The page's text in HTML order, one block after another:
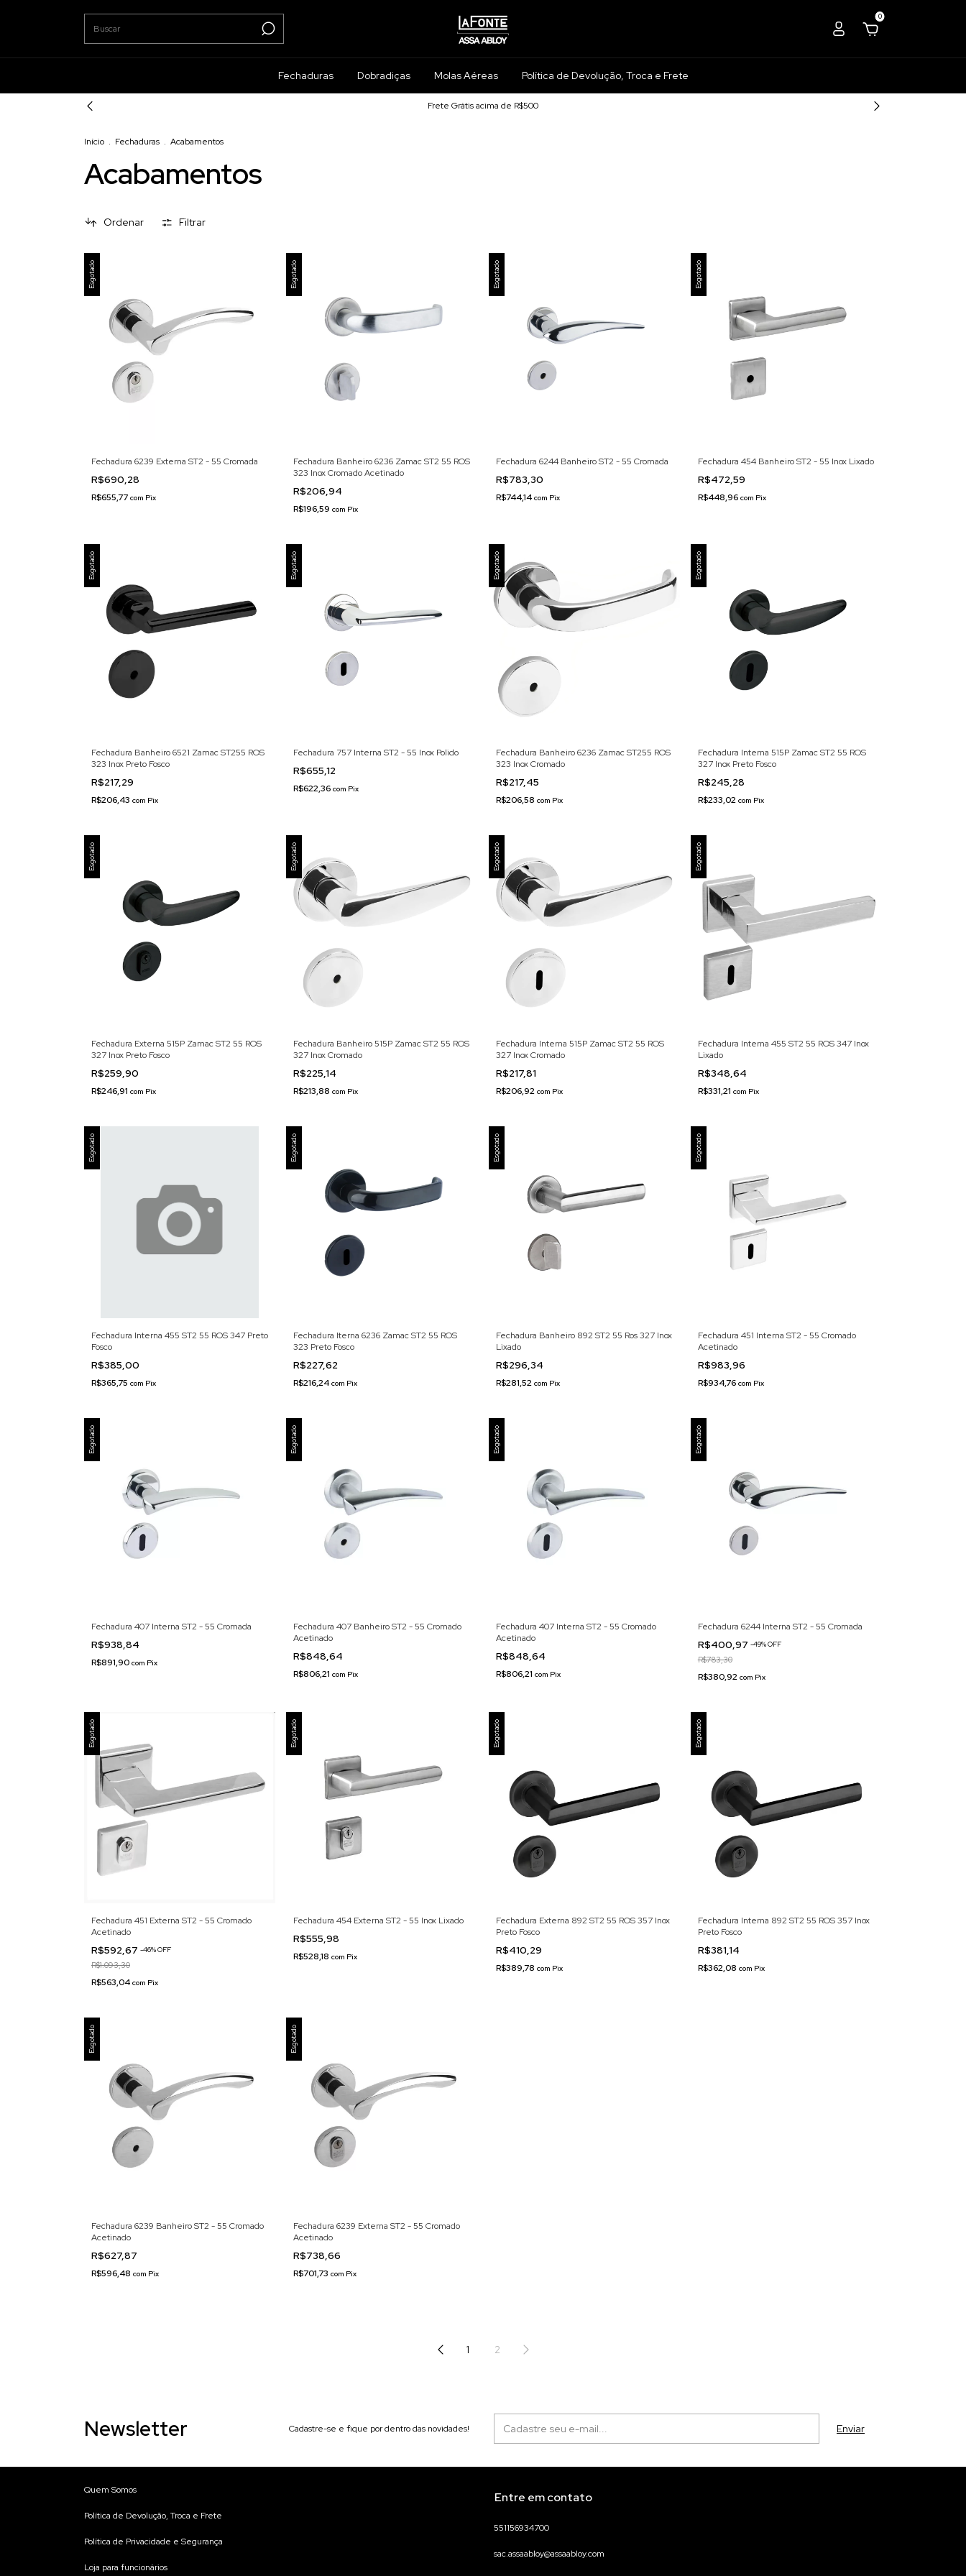
0
Fechaduras Dobradiças Molas Aéreas Política de Devolução, Troca e Frete
Frete Grátis acima de R$500
Início . Fechaduras . Acabamentos
Acabamentos
Ordenar Filtrar
Esgotado
Fechadura 6239 Externa ST2 - 55 Cromada
R$690,28
R$655,77 com Pix
Esgotado
Fechadura Banheiro 6236 Zamac ST2 55 ROS
323 Inox Cromado Acetinado
R$206,94
R$196,59com Pix
Esgotado
Fechadura 6244 Banheiro ST2 - 55 Cromada
R$783,30
R$744,14 com Pix
Esgotado
Fechadura 454 Banheiro ST2 - 55 Inox Lixado
R$472,59
R$448,96 com Pix
Esgotado
Fechadura Banheiro 6521 Zamac ST255 ROS
323 Inox Preto Fosco
R$217,29
R$206,43 com Pix
Esgotado
Fechadura 757 Interna ST2 - 55 Inox Polido
R$655,12
R$622,36com Pix
Esgotado
Fechadura Banheiro 6236 Zamac ST255 ROS
323 Inox Cromado
R$217,45
R$206,58 com Pix
Esgotado
Fechadura Interna 515P Zamac ST2 55 ROS
327 Inox Preto Fosco
R$245,28
R$233,02 com Pix
Esgotado
Fechadura Externa 515P Zamac ST2 55 ROS
327 Inox Preto Fosco
R$259,90
R$246,91 com Pix
Esgotado
Fechadura Banheiro 515P Zamac ST2 55 ROS
327 Inox Cromado
R$225,14
R$213,88com Pix
Esgotado
Fechadura Interna 515P Zamac ST2 55 ROS
327 Inox Cromado
R$217,81
R$206,92 com Pix
Esgotado
Fechadura Interna 455 ST2 55 ROS 347 Inox
Lixado
R$348,64
R$331,21 com Pix
Esgotado
Fechadura Interna 455 ST2 55 ROS 347 Preto
Fosco
R$385,00
R$365,75 com Pix
Esgotado
Fechadura Iterna 6236 Zamac ST2 55 ROS
323 Preto Fosco
R$227,62
R$216,24com Pix
Esgotado
Fechadura Banheiro 892 ST2 55 Ros 327 Inox
Lixado
R$296,34
R$281,52 com Pix
Esgotado
Fechadura 451 Interna ST2 - 55 Cromado
Acetinado
R$983,96
R$934,76 com Pix
Esgotado
Fechadura 407 Interna ST2 - 55 Cromada
R$938,84
R$891,90 com Pix
Esgotado
Fechadura 407 Banheiro ST2 - 55 Cromado
Acetinado
R$848,64
R$806,21com Pix
Esgotado
Fechadura 407 Interna ST2 - 55 Cromado
Acetinado
R$848,64
R$806,21 com Pix
Esgotado
Fechadura 6244 Interna ST2 - 55 Cromada
R$400,97 -49% OFF
R$783,30
R$380,92 com Pix
Esgotado
Fechadura 451 Externa ST2 - 55 Cromado
Acetinado
R$592,67 -46% OFF
R$1.093,30
R$563,04 com Pix
Esgotado
Fechadura 454 Externa ST2 - 55 Inox Lixado
R$555,98
R$528,18com Pix
Esgotado
Fechadura Externa 892 ST2 55 ROS 357 Inox
Preto Fosco
R$410,29
R$389,78 com Pix
Esgotado
Fechadura Interna 892 ST2 55 ROS 357 Inox
Preto Fosco
R$381,14
R$362,08 com Pix
Esgotado
Fechadura 6239 Banheiro ST2 - 55 Cromado
Acetinado
R$627,87
R$596,48 com Pix
Esgotado
Fechadura 6239 Externa ST2 - 55 Cromado
Acetinado
R$738,66
R$701,73com Pix
1 2
Newsletter Cadastre-se e fique por dentro das novidades!
Quem Somos
Política de Devolução, Troca e Frete
Política de Privacidade e Segurança
Loja para funcionários
Entre em contato
551156934700
sac.assaabloy@assaabloy.com